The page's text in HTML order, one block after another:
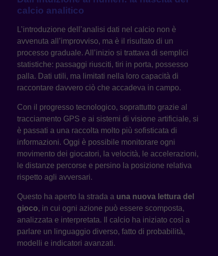
calcio analitico
L’introduzione dell’analisi dati nel calcio non è
avvenuta all’improvviso, ma è il risultato di un
processo graduale. All’inizio si trattava di semplici
statistiche: passaggi riusciti, tiri in porta, possesso
palla. Dati utili, ma limitati nella loro capacità di
raccontare davvero ciò che accadeva in campo.
Con il progresso tecnologico, soprattutto grazie al
tracciamento GPS e ai sistemi di visione artificiale, si
è passati a una raccolta molto più sofisticata di
informazioni. Oggi è possibile monitorare ogni
movimento dei giocatori, la velocità, le accelerazioni,
le distanze percorse e persino la posizione relativa
rispetto agli avversari.
Questo ha aperto la strada a una nuova lettura del
gioco, in cui ogni azione può essere scomposta,
analizzata e interpretata. Il calcio ha iniziato così a
parlare un linguaggio diverso, fatto di probabilità,
modelli e indicatori avanzati.